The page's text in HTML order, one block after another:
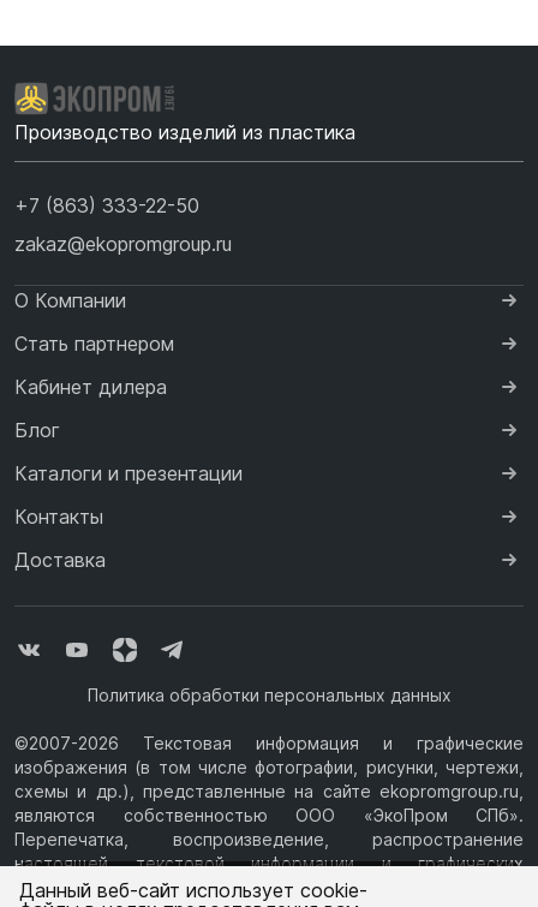
Производство изделий из пластика
+7 (863) 333-22-50
zakaz@ekopromgroup.ru
О Компании
Стать партнером
Кабинет дилера
Блог
Каталоги и презентации
Контакты
Доставка
Политика обработки персональных данных
©2007-2026 Текстовая информация и графические
изображения (в том числе фотографии, рисунки, чертежи,
схемы и др.), представленные на сайте ekopromgroup.ru,
являются собственностью ООО «ЭкоПром СПб».
Перепечатка, воспроизведение, распространение
настоящей текстовой информации и графических
изображений с Сайта возможны только с письменного
Ваш город —Ростов-на-Дону
Данный веб-сайт использует cookie-